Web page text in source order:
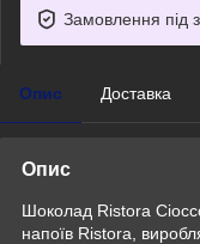
Замовлення під
Опис Доставка
Опис
Шоколад Ristora
напоїв Ristora,